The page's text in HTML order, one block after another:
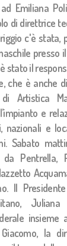
Emiliana
di direttrice
c'è stata,
presso
stato il
che è anche
Artistica
e
nazionali e
Sabato
da
Il
insieme
la